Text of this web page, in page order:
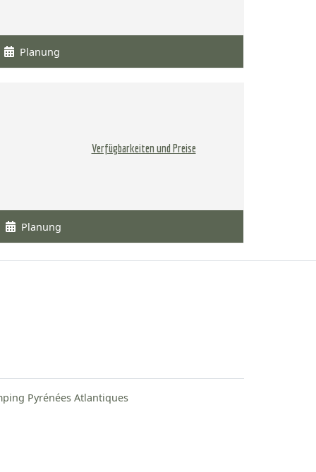
Planung
Verfügbarkeiten und Preise
Planung
Pyrénées Atlantiques